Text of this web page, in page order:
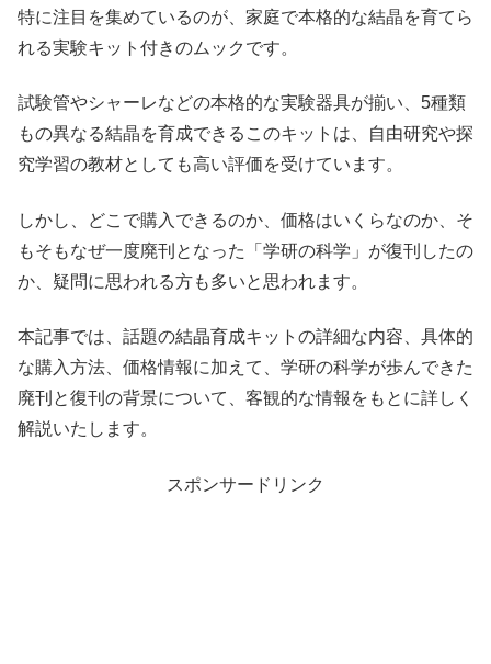
特に注目を集めているのが、家庭で本格的な結晶を育てら
れる実験キット付きのムックです。
試験管やシャーレなどの本格的な実験器具が揃い、5種類
もの異なる結晶を育成できるこのキットは、自由研究や探
究学習の教材としても高い評価を受けています。
しかし、どこで購入できるのか、価格はいくらなのか、そ
もそもなぜ一度廃刊となった「学研の科学」が復刊したの
か、疑問に思われる方も多いと思われます。
本記事では、話題の結晶育成キットの詳細な内容、具体的
な購入方法、価格情報に加えて、学研の科学が歩んできた
廃刊と復刊の背景について、客観的な情報をもとに詳しく
解説いたします。
スポンサードリンク